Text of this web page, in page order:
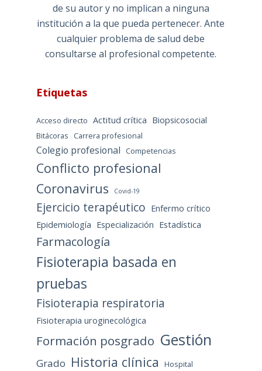
de su autor y no implican a ninguna
institución a la que pueda pertenecer. Ante
cualquier problema de salud debe
consultarse al profesional competente.
Etiquetas
Acceso directo Actitud crítica Biopsicosocial
Bitácoras Carrera profesional
Colegio profesional Competencias
Conflicto profesional
Coronavirus
Covid-19
Ejercicio terapéutico Enfermo crítico
Epidemiología Especialización Estadística
Farmacología
Fisioterapia basada en
pruebas
Fisioterapia respiratoria
Fisioterapia uroginecológica
Formación posgrado Gestión
Grado Historia clínica
Hospital